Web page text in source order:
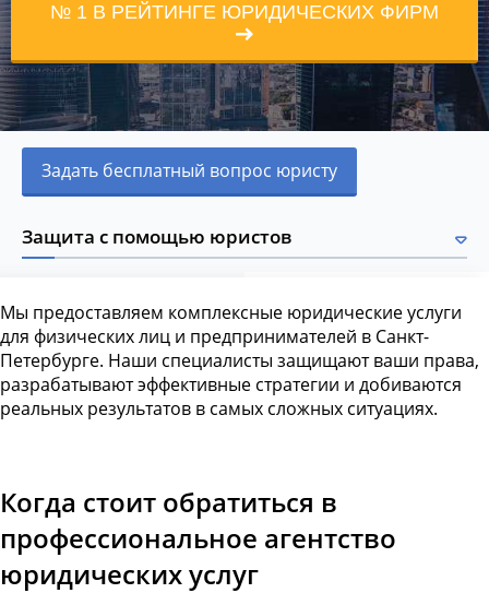
№ 1 В РЕЙТИНГЕ ЮРИДИЧЕСКИХ ФИРМ
Задать бесплатный вопрос юристу
Защита с помощью юристов
Мы предоставляем комплексные юридические услуги
для физических лиц и предпринимателей в Санкт-
Петербурге. Наши специалисты защищают ваши права,
разрабатывают эффективные стратегии и добиваются
реальных результатов в самых сложных ситуациях.
Когда стоит обратиться в
профессиональное агентство
юридических услуг